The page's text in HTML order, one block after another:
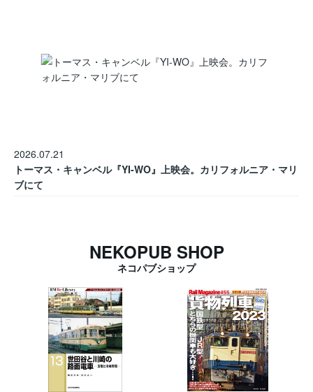
2026.07.21
トーマス・キャンベル『YI-WO』上映会。カリフォルニア・マリ
ブにて
NEKOPUB SHOP
ネコパブショップ